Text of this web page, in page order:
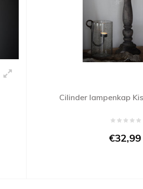
Cilinder lampenkap
€32,99